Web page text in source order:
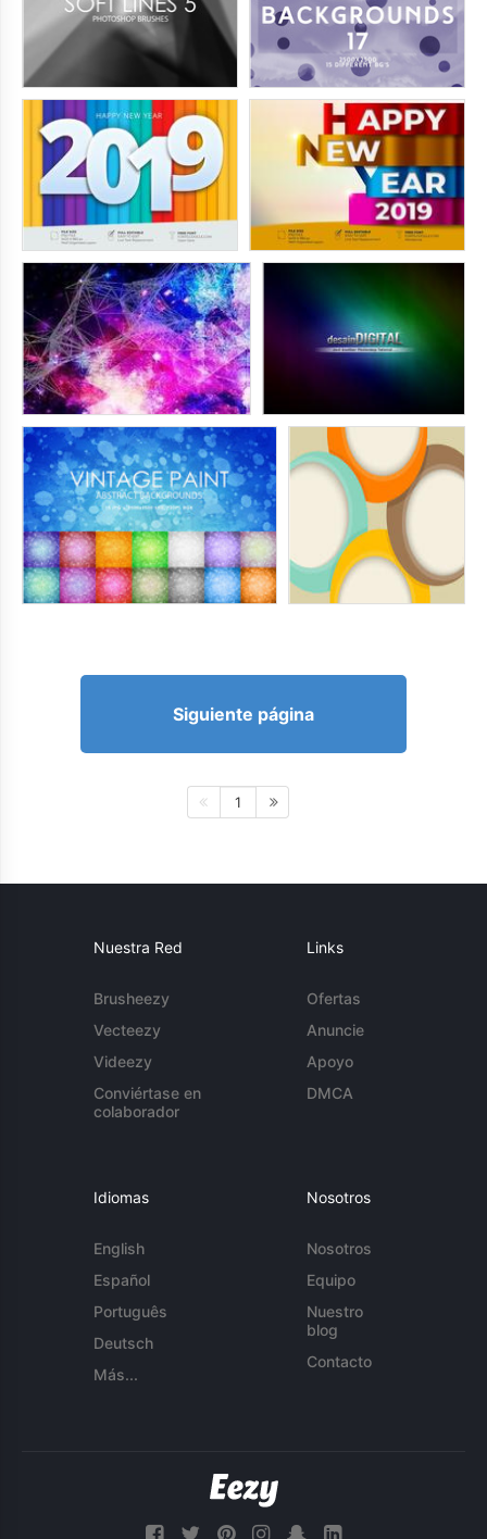
Siguiente página
1
Nuestra Red
Brusheezy
Vecteezy
Videezy
Conviértase en
colaborador
Links
Ofertas
Anuncie
Apoyo
DMCA
Idiomas
English
Español
Português
Deutsch
Más...
Nosotros
Nosotros
Equipo
Nuestro
blog
Contacto